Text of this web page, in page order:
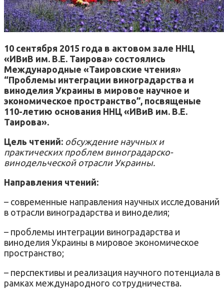
10 сентября 2015 года в актовом зале ННЦ
«ИВиВ им. В.Е. Таирова» состоялись
Международные «Таировские чтения»
“Проблемы интеграции виноградарства и
виноделия Украины в мировое научное и
экономическое пространство”, посвященые
110-летию основания ННЦ «ИВиВ им. В.Е.
Таирова».
Цель чтений: обсуждение научных и
практических проблем виноградарско-
винодельческой отрасли Украины.
Направления чтений:
– современные направления научных исследований
в отрасли виноградарства и виноделия;
– проблемы интеграции виноградарства и
виноделия Украины в мировое экономическое
пространство;
– перспективы и реализация научного потенциала в
рамках международного сотрудничества.